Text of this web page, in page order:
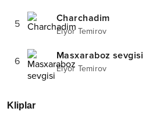
5 Charchadim
Elyor Temirov
6 Masxaraboz sevgisi
Elyor Temirov
Kliplar